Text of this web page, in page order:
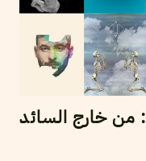
أحسن 10 أغنيات في 2017: من خارج السائد